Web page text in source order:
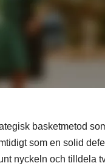
basketmetod
som en solid
nyckeln och tilldela